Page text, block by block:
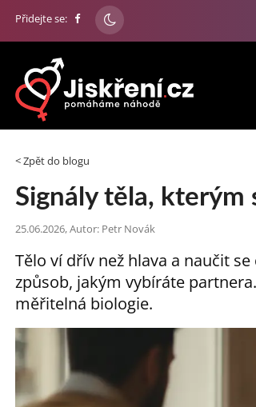
Přidejte se:
< Zpět do blogu
Signály těla,
25.06.2026, Autor: Petr Novák
Tělo ví dřív než hlava a naučit
způsob, jakým vybíráte
měřitelná biologie.